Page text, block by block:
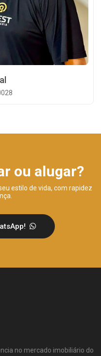
ou alugar?
estilo de vida, com rapidez
no mercado imobiliário do